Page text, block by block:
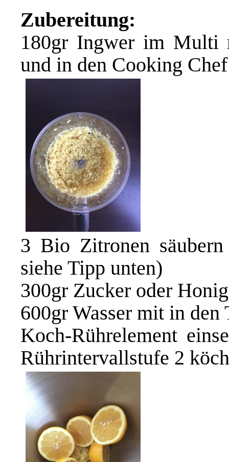
Zubereitung:
180gr Ingwer im Multi
und in den Cooking
3 Bio Zitronen
siehe Tipp unten)
300gr Zucker oder
600gr Wasser mit in den
Koch-Rührelement
Rührintervallstufe 2